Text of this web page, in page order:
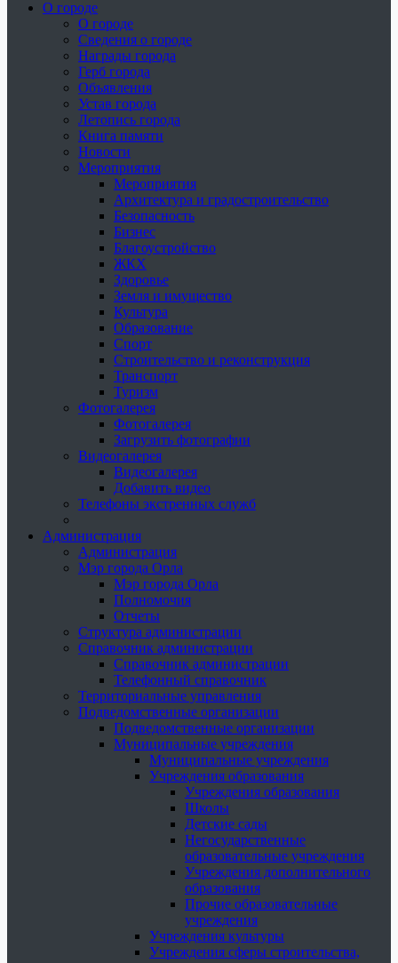
О городе
О городе
Сведения о городе
Награды города
Герб города
Объявления
Устав города
Летопись города
Книга памяти
Новости
Мероприятия
Мероприятия
Архитектура и градостроительство
Безопасность
Бизнес
Благоустройство
ЖКХ
Здоровье
Земля и имущество
Культура
Образование
Спорт
Строительство и реконструкция
Транспорт
Туризм
Фотогалерея
Фотогалерея
Загрузить фотографии
Видеогалерея
Видеогалерея
Добавить видео
Телефоны экстренных служб
Администрация
Администрация
Мэр города Орла
Мэр города Орла
Полномочия
Отчеты
Структура администрации
Справочник администрации
Справочник администрации
Телефонный справочник
Территориальные управления
Подведомственные организации
Подведомственные организации
Муниципальные учреждения
Муниципальные учреждения
Учреждения образования
Учреждения образования
Школы
Детские сады
Негосударственные
образовательные учреждения
Учреждения дополнительного
образования
Прочие образовательные
учреждения
Учреждения культуры
Учреждения сферы строительства,